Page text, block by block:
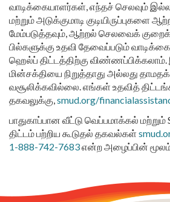
வாடிக்கையாளர்கள், எந்தச் செலவும்
மற்றும் அடுக்குமாடி குடியிருப்புகளை
மேம்படுத்தவும், ஆற்றல் செலவைக்
பில்களுக்கு உதவி தேவைப்படும்
ஹெல்ப் திட்டத்திற்கு விண்ணப்பிக்கலாம்.
மின்சக்தியை நிறுத்தாது அல்லது
வசூலிக்கவில்லை. எங்கள் உதவித்
தகவலுக்கு,smud.org/
பாதுகாப்பான வீட்டு வெப்பமாக்கல்
திட்டம் பற்றிய கூடுதல் தகவல்கள்
1-888-742-7683என்ற அழைப்பின்